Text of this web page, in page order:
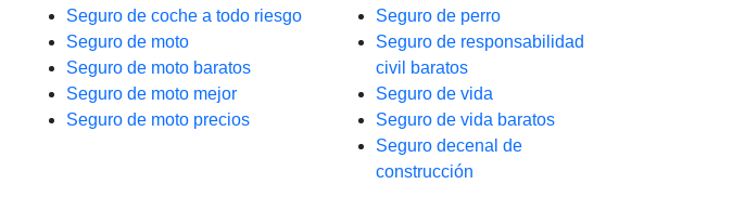
Seguro de coche a todo riesgo
Seguro de moto
Seguro de moto baratos
Seguro de moto mejor
Seguro de moto precios
Seguro de perro
Seguro de responsabilidad
civil baratos
Seguro de vida
Seguro de vida baratos
Seguro decenal de
construcción